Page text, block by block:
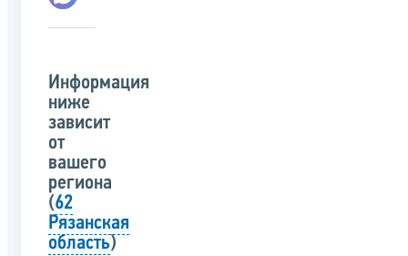
Информация
ниже
зависит
от
вашего
региона
(62
Рязанская
область)